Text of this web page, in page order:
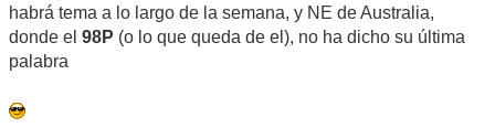
habrá tema a lo largo de la semana, y NE de Australia,
donde el 98P (o lo que queda de el), no ha dicho su última
palabra